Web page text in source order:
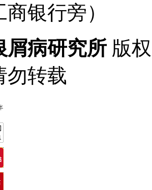
银行旁）
屑病研究所 版
勿转载